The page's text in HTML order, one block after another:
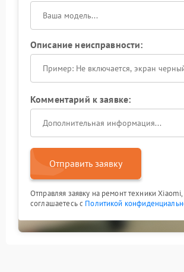
Описание неисправности:
Комментарий к заявке:
Отправить заявку
Отправляя заявку на ремонт техники
соглашаетесь с Политикой